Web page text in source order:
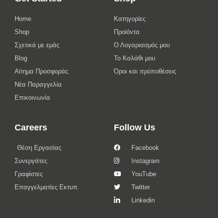
Home
Shop
Σχετικά με εμάς
Blog
Αίτημα Προσφοράς
Νέα Παραγγελία
Επικοινωνία
Κατηγορίες
Προϊόντα
Ο Λογαριασμός μου
Το Καλάθι μου
Όροι και πρϋποθέσεις
Careers
Θέση Εργασίας
Συνεργάτες
Γραφίστες
Επαγγελματίες Εκτυπ.
Follow Us
Facebook
Instagram
YouTube
Twitter
Linkedin